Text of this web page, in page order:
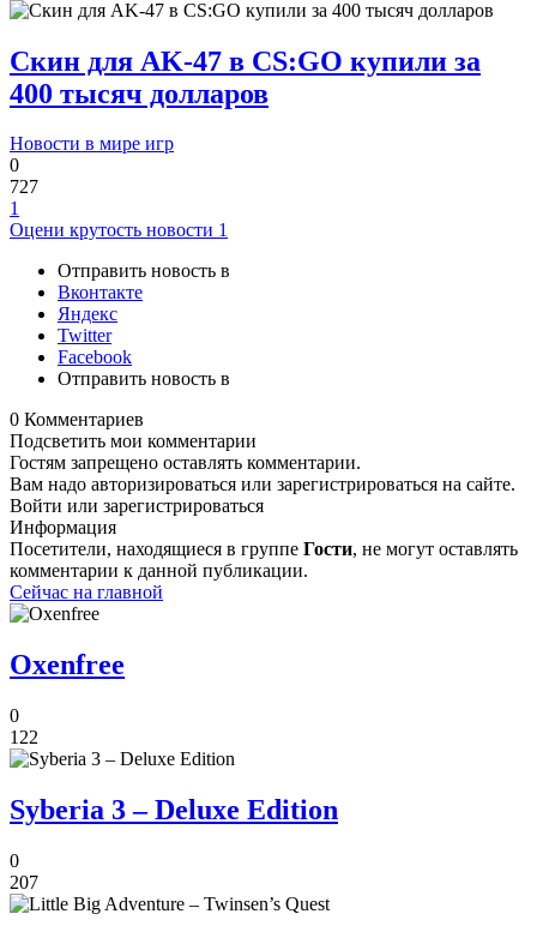
Скин для AK-47 в CS:GO купили за
400 тысяч долларов
Новости в мире игр
0
727
1
Оцени крутость новости 1
Отправить новость в
Вконтакте
Яндекс
Twitter
Facebook
Отправить новость в
0 Комментариев
Подсветить мои комментарии
Гостям запрещено оставлять комментарии.
Вам надо авторизироваться или зарегистрироваться на сайте.
Войти или зарегистрироваться
Информация
Посетители, находящиеся в группе Гости, не могут оставлять
комментарии к данной публикации.
Сейчас на главной
Oxenfree
0
122
Syberia 3 – Deluxe Edition
0
207